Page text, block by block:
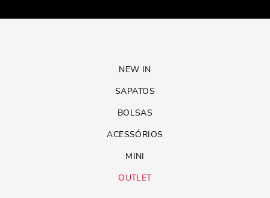
NEW IN
SAPATOS
BOLSAS
ACESSÓRIOS
MINI
OUTLET